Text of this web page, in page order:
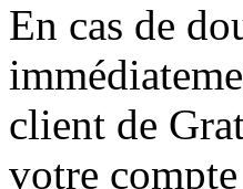
En cas de
client de
votre